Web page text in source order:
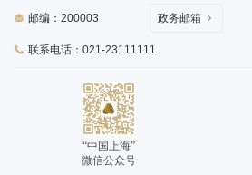
邮编：200003
联系电话：021-23111111
政务邮箱
“中国上海”
微信公众号